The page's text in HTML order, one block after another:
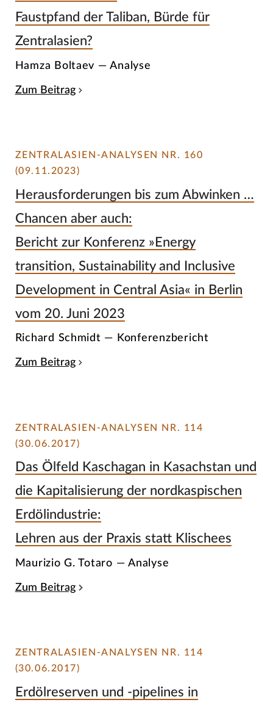
Faustpfand der Taliban, Bürde für
Zentralasien?
Hamza Boltaev — Analyse
Zum Beitrag
ZENTRALASIEN-ANALYSEN NR. 160
(09.11.2023)
Herausforderungen bis zum Abwinken …
Chancen aber auch:
Bericht zur Konferenz »Energy
transition, Sustainability and Inclusive
Development in Central Asia« in Berlin
vom 20. Juni 2023
Richard Schmidt — Konferenzbericht
Zum Beitrag
ZENTRALASIEN-ANALYSEN NR. 114
(30.06.2017)
Das Ölfeld Kaschagan in Kasachstan und
die Kapitalisierung der nordkaspischen
Erdölindustrie:
Lehren aus der Praxis statt Klischees
Maurizio G. Totaro — Analyse
Zum Beitrag
ZENTRALASIEN-ANALYSEN NR. 114
(30.06.2017)
Erdölreserven und -pipelines in